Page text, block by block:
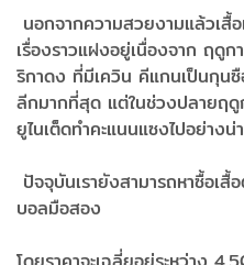
นอกจากความสวยงามแล้วเสื้
เรื่องราวแฝงอยู่เนื่องจาก ฤ
ริกาดง ที่มีเควิน คีแกนเป็นกุนซื
ลีกมากที่สุด แต่ในช่วงปลายฤดู
ยูไนเต็ดทำคะแนนแซงไปอย่างน่
ปัจจุบันเรายังสามารถหาซื้อเ
บอลมือสอง